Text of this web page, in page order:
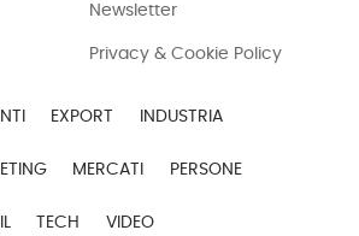
Newsletter
Privacy & Cookie Policy
EXPORT INDUSTRIA
MERCATI PERSONE
TECH VIDEO